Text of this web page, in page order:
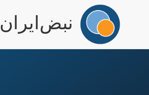
نبض‌ایران